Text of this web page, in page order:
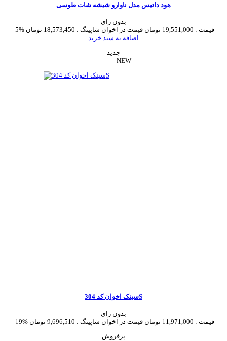
هود داتیس مدل ناوارو شیشه شات طوسی
بدون رای
-5%
قیمت : 19,551,000 تومان قیمت در اخوان شاپینگ : 18,573,450 تومان
اضافه به سبد خرید
جدید
NEW
سینک اخوان کد 304S
بدون رای
-19%
قیمت : 11,971,000 تومان قیمت در اخوان شاپینگ : 9,696,510 تومان
پرفروش